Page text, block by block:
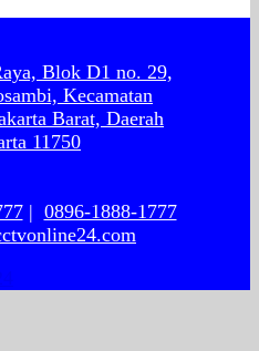
Blok D1 no. 29,
Kecamatan
Barat, Daerah
11750
| 0896-1888-1777